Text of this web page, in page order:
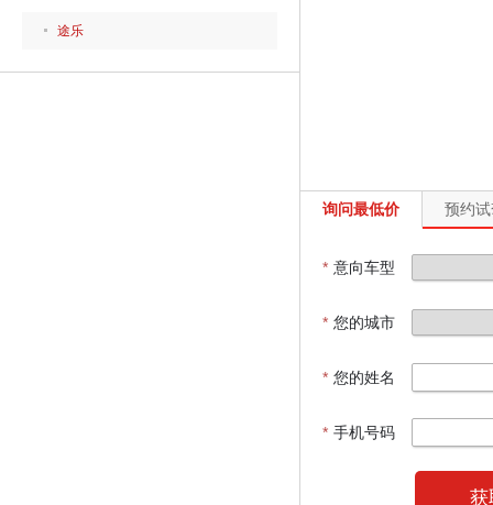
途乐
询问最低价 预约
* 意向车型
* 您的城市
* 您的姓名
* 手机号码
获